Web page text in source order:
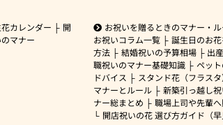
カレンダー
開
マナー
お祝いを贈るときのマナー・
お祝いコラム一覧
誕生日のお
方法
結婚祝いの予算相場 出
職祝いのマナー基礎知識
ペッ
ドバイス
スタンド花（フラス
マナーとルール
新築引っ越し
ナー総まとめ
職場上司や先輩
開店祝いの花 選び方ガイド（早